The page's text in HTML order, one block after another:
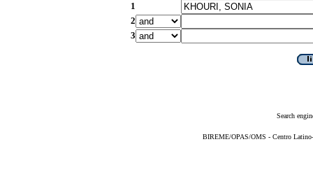
1
2
3
Search
BIREME/OPAS/OMS - Centro Latino-